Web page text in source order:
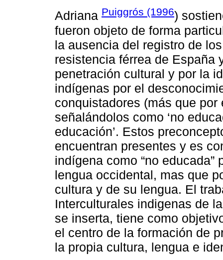
Adriana Puiggrós (1996)
fueron objeto de forma
la ausencia del registro de
resistencia férrea de España
penetración cultural y por la
indígenas por el
conquistadores (más que
señalándolos como ‘no
educación’. Estos
encuentran presentes y es
indígena como “no
lengua occidental, mas que
cultura y de su lengua. El
Interculturales indigenas de
se inserta, tiene como
el centro de la formación de
la propia cultura, lengua e